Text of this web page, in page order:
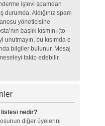
işlevi spamdan
durumda. Aldığınız spam
yöneticisine
başlık kısmını (to
bu kısımda e-
bilgiler bulunur. Mesaj
takip edebilir.
listesi nedir?
diğer üyelerini